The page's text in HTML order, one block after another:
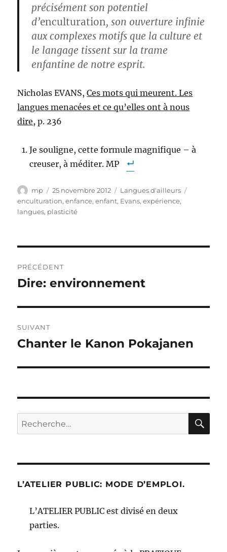
précisément son potentiel
d’enculturation, son ouverture infinie
aux complexes motifs que la culture et
le langage tissent sur la trame
enfantine de notre esprit.
Nicholas EVANS,Ces mots qui meurent. Les
langues menacées et ce qu’elles ont à nous
dire, p. 236
Je souligne, cette formule magnifique – à
creuser, à méditer. MP
Auteur
mp
Publié
le
25 novembre 2012 Catégories
Langues d'ailleurs
enculturation,enfance,enfant, Evans,expérience,
langues, plasticité
de
PRÉCÉDENT
Publication
Dire: environnement
SUIVANT
Publication
Chanter le Kanon Pokajanen
Recherche
pour :
L’ATELIER PUBLIC: MODE D’EMPLOI.
L’ATELIER PUBLIC est divisé en deux
parties.